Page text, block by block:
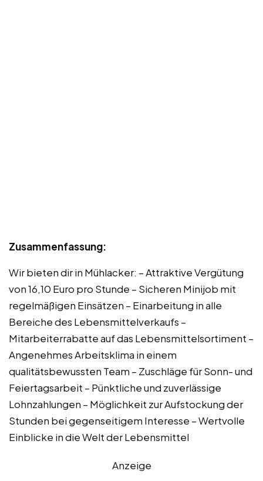
Zusammenfassung:
Wir bieten dir in Mühlacker: – Attraktive Vergütung
von 16,10 Euro pro Stunde – Sicheren Minijob mit
regelmäßigen Einsätzen – Einarbeitung in alle
Bereiche des Lebensmittelverkaufs –
Mitarbeiterrabatte auf das Lebensmittelsortiment –
Angenehmes Arbeitsklima in einem
qualitätsbewussten Team – Zuschläge für Sonn- und
Feiertagsarbeit – Pünktliche und zuverlässige
Lohnzahlungen – Möglichkeit zur Aufstockung der
Stunden bei gegenseitigem Interesse – Wertvolle
Einblicke in die Welt der Lebensmittel
Anzeige